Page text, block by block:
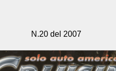
N.20 del 2007